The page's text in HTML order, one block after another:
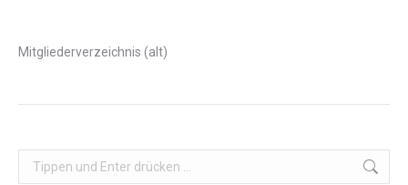
Mitgliederverzeichnis (alt)
Search: